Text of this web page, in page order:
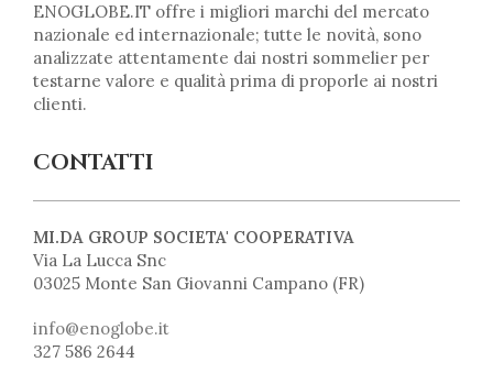
ENOGLOBE.IT offre i migliori marchi del mercato
nazionale ed internazionale; tutte le novità, sono
analizzate attentamente dai nostri sommelier per
testarne valore e qualità prima di proporle ai nostri
clienti.
CONTATTI
MI.DA GROUP SOCIETA' COOPERATIVA
Via La Lucca Snc
03025 Monte San Giovanni Campano (FR)
info@enoglobe.it
327 586 2644